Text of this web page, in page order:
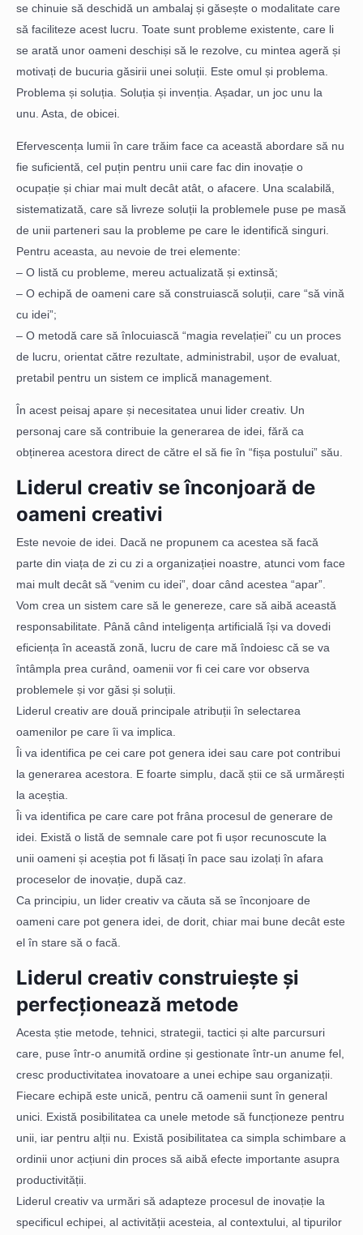
se chinuie să deschidă un ambalaj și găsește o modalitate care
să faciliteze acest lucru. Toate sunt probleme existente, care li
se arată unor oameni deschiși să le rezolve, cu mintea ageră și
motivați de bucuria găsirii unei soluții. Este omul și problema.
Problema și soluția. Soluția și invenția. Așadar, un joc unu la
unu. Asta, de obicei.
Efervescența lumii în care trăim face ca această abordare să nu
fie suficientă, cel puțin pentru unii care fac din inovație o
ocupație și chiar mai mult decât atât, o afacere. Una scalabilă,
sistematizată, care să livreze soluții la problemele puse pe masă
de unii parteneri sau la probleme pe care le identifică singuri.
Pentru aceasta, au nevoie de trei elemente:
– O listă cu probleme, mereu actualizată și extinsă;
– O echipă de oameni care să construiască soluții, care “să vină
cu idei”;
– O metodă care să înlocuiască “magia revelației” cu un proces
de lucru, orientat către rezultate, administrabil, ușor de evaluat,
pretabil pentru un sistem ce implică management.
În acest peisaj apare și necesitatea unui lider creativ. Un
personaj care să contribuie la generarea de idei, fără ca
obținerea acestora direct de către el să fie în “fișa postului” său.
Liderul creativ se înconjoară de
oameni creativi
Este nevoie de idei. Dacă ne propunem ca acestea să facă
parte din viața de zi cu zi a organizației noastre, atunci vom face
mai mult decât să “venim cu idei”, doar când acestea “apar”.
Vom crea un sistem care să le genereze, care să aibă această
responsabilitate. Până când inteligența artificială își va dovedi
eficiența în această zonă, lucru de care mă îndoiesc că se va
întâmpla prea curând, oamenii vor fi cei care vor observa
problemele și vor găsi și soluții.
Liderul creativ are două principale atribuții în selectarea
oamenilor pe care îi va implica.
Îi va identifica pe cei care pot genera idei sau care pot contribui
la generarea acestora. E foarte simplu, dacă știi ce să urmărești
la aceștia.
Îi va identifica pe care care pot frâna procesul de generare de
idei. Există o listă de semnale care pot fi ușor recunoscute la
unii oameni și aceștia pot fi lăsați în pace sau izolați în afara
proceselor de inovație, după caz.
Ca principiu, un lider creativ va căuta să se înconjoare de
oameni care pot genera idei, de dorit, chiar mai bune decât este
el în stare să o facă.
Liderul creativ construiește și
perfecționează metode
Acesta știe metode, tehnici, strategii, tactici și alte parcursuri
care, puse într-o anumită ordine și gestionate într-un anume fel,
cresc productivitatea inovatoare a unei echipe sau organizații.
Fiecare echipă este unică, pentru că oamenii sunt în general
unici. Există posibilitatea ca unele metode să funcționeze pentru
unii, iar pentru alții nu. Există posibilitatea ca simpla schimbare a
ordinii unor acțiuni din proces să aibă efecte importante asupra
productivității.
Liderul creativ va urmări să adapteze procesul de inovație la
specificul echipei, al activității acesteia, al contextului, al tipurilor